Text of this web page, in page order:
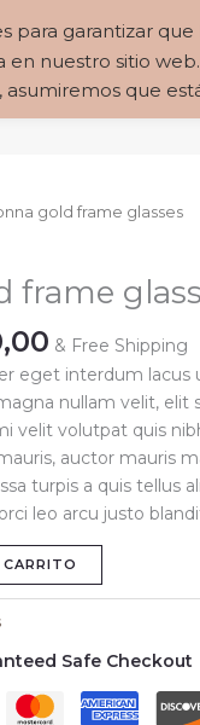
gold frame glasses
frame
precio
actual
€40,00.
& Free Shipping
eget interdum lacus
nullam velit, elit
velit volutpat quis
auctor mauris
turpis a quis tellus
leo arcu justo
Safe Checkout
para garantizar que
en nuestro sitio
asumiremos que